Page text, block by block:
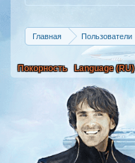
Главная Пользователи
Покорность Language (RU)